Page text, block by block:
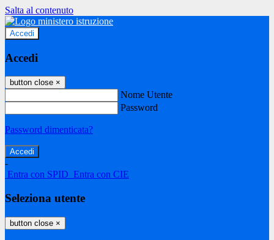
Salta al contenuto
Accedi
Accedi
button close ×
Nome Utente
Password
Password dimenticata?
-
Entra con SPID Entra con CIE
Seleziona utente
button close ×